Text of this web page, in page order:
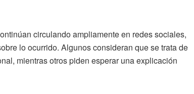
circulando ampliamente en redes sociales,
lo ocurrido. Algunos consideran que se trata de
mientras otros piden esperar una explicación